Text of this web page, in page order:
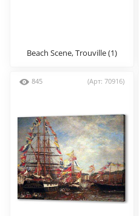
Beach Scene, Trouville (1)
845 (Арт: 70916)